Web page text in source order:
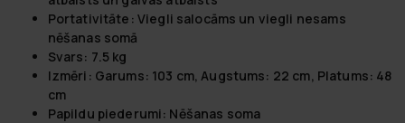
Portativitāte: Viegli salocāms un viegli nesams
nēšanas somā
Svars: 7.5 kg
Izmēri: Garums: 103 cm, Augstums: 22 cm, Platums: 48
cm
Papildu piederumi: Nēšanas soma